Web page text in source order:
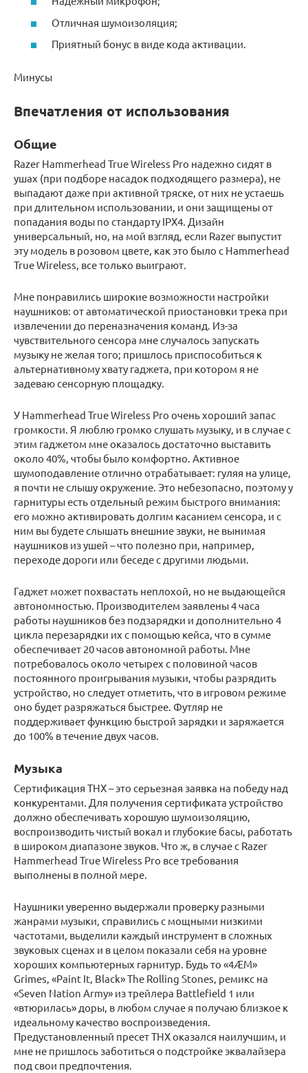
Отличная шумоизоляция;
Приятный бонус в виде кода активации.
Минусы
Впечатления от использования
Общие
Razer Hammerhead True Wireless Pro надежно сидят в
ушах (при подборе насадок подходящего размера), не
выпадают даже при активной тряске, от них не устаешь
при длительном использовании, и они защищены от
попадания воды по стандарту IPX4. Дизайн
универсальный, но, на мой взгляд, если Razer выпустит
эту модель в розовом цвете, как это было с Hammerhead
True Wireless, все только выиграют.
Мне понравились широкие возможности настройки
наушников: от автоматической приостановки трека при
извлечении до переназначения команд. Из-за
чувствительного сенсора мне случалось запускать
музыку не желая того; пришлось приспособиться к
альтернативному хвату гаджета, при котором я не
задеваю сенсорную площадку.
У Hammerhead True Wireless Pro очень хороший запас
громкости. Я люблю громко слушать музыку, и в случае с
этим гаджетом мне оказалось достаточно выставить
около 40%, чтобы было комфортно. Активное
шумоподавление отлично отрабатывает: гуляя на улице,
я почти не слышу окружение. Это небезопасно, поэтому у
гарнитуры есть отдельный режим быстрого внимания:
его можно активировать долгим касанием сенсора, и с
ним вы будете слышать внешние звуки, не вынимая
наушников из ушей – что полезно при, например,
переходе дороги или беседе с другими людьми.
Гаджет может похвастать неплохой, но не выдающейся
автономностью. Производителем заявлены 4 часа
работы наушников без подзарядки и дополнительно 4
цикла перезарядки их с помощью кейса, что в сумме
обеспечивает 20 часов автономной работы. Мне
потребовалось около четырех с половиной часов
постоянного проигрывания музыки, чтобы разрядить
устройство, но следует отметить, что в игровом режиме
оно будет разряжаться быстрее. Футляр не
поддерживает функцию быстрой зарядки и заряжается
до 100% в течение двух часов.
Музыка
Сертификация THX – это серьезная заявка на победу над
конкурентами. Для получения сертификата устройство
должно обеспечивать хорошую шумоизоляцию,
воспроизводить чистый вокал и глубокие басы, работать
в широком диапазоне звуков. Что ж, в случае с Razer
Hammerhead True Wireless Pro все требования
выполнены в полной мере.
Наушники уверенно выдержали проверку разными
жанрами музыки, справились с мощными низкими
частотами, выделили каждый инструмент в сложных
звуковых сценах и в целом показали себя на уровне
хороших компьютерных гарнитур. Будь то «4ÆM»
Grimes, «Paint It, Black» The Rolling Stones, ремикс на
«Seven Nation Army» из трейлера Battlefield 1 или
«втюрилась» доры, в любом случае я получаю близкое к
идеальному качество воспроизведения.
Предустановленный пресет THX оказался наилучшим, и
мне не пришлось заботиться о подстройке эквалайзера
под свои предпочтения.